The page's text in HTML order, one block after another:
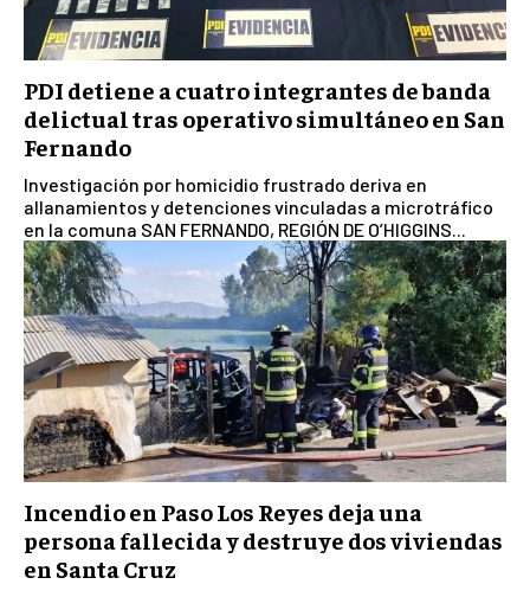
PDI detiene a cuatro integrantes de banda
delictual tras operativo simultáneo en San
Fernando
Investigación por homicidio frustrado deriva en
allanamientos y detenciones vinculadas a microtráfico
en la comuna SAN FERNANDO, REGIÓN DE O’HIGGINS...
Incendio en Paso Los Reyes deja una
persona fallecida y destruye dos viviendas
en Santa Cruz